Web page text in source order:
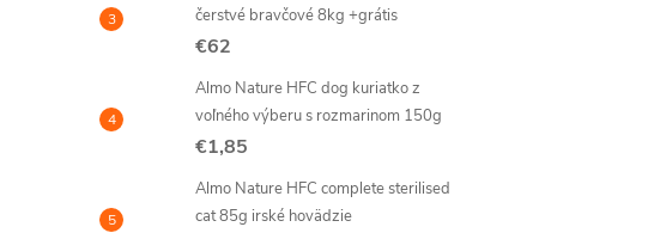
čerstvé bravčové 8kg +grátis
€62
Almo Nature HFC dog kuriatko z
voľného výberu s rozmarinom 150g
€1,85
Almo Nature HFC complete sterilised
cat 85g irské hovädzie